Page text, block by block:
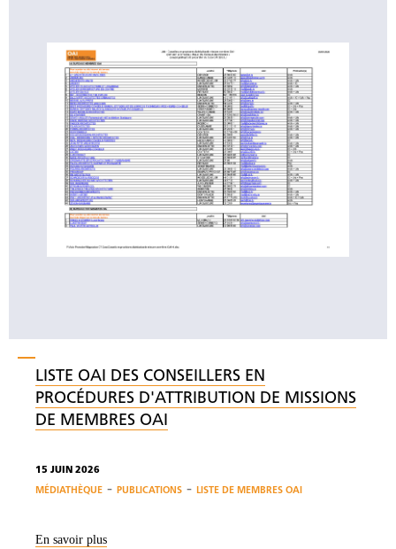
LISTE OAI DES CONSEILLERS EN
PROCÉDURES D'ATTRIBUTION DE MISSIONS
DE MEMBRES OAI
15 JUIN 2026
MÉDIATHÈQUE - PUBLICATIONS - LISTE DE MEMBRES OAI
En savoir plus